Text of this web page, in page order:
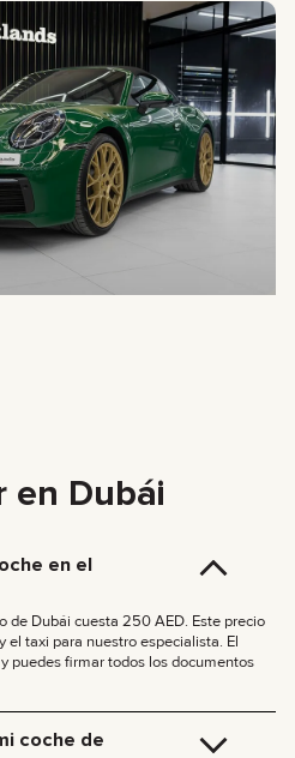
en Dubái
en el
de Dubái cuesta 250 AED. Este precio
el taxi para nuestro especialista. El
puedes firmar todos los documentos
coche de